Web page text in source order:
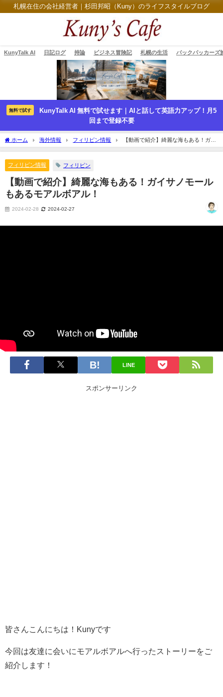
札幌在住の会社経営者｜杉田邦昭（Kuny）のライフスタイルブログ
KunyTalk AI 日記ログ 持論 ビジネス冒険記 札幌の生活 バックパッカーズ
無料で試す
KunyTalk AI 無料で試せます｜AIと話して英語力アップ！月5
回まで登録不要
ホーム 海外情報 フィリピン情報
【動画で紹介】綺麗な海もある！ガイ
サノモールもあるモアルボアル！
フィリピン情報 フィリピン
【動画で紹介】綺麗な海もある！ガイサノモール
もあるモアルボアル！
2024-02-28 2024-02-27
LINE
スポンサーリンク
皆さんこんにちは！Kunyです
今回は友達に会いにモアルボアルへ行ったストーリーをご
紹介します！